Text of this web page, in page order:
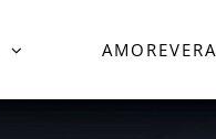
AMOREVERA